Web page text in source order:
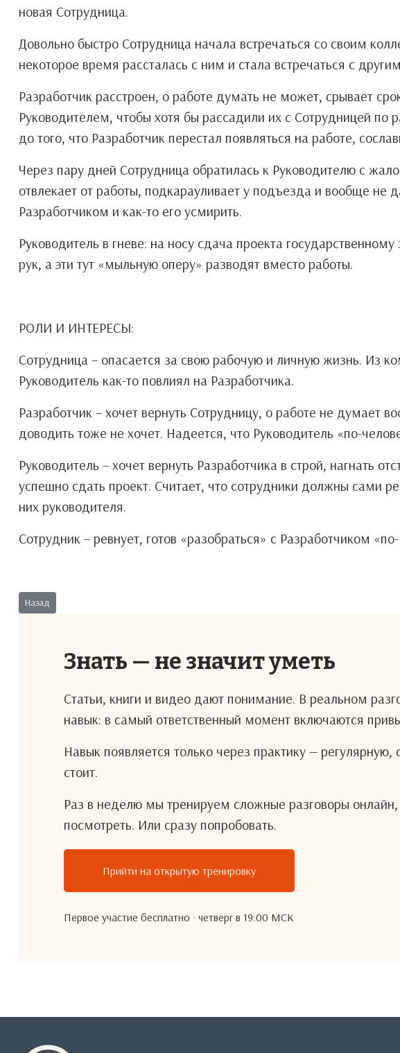
новая Сотрудница.
Довольно быстро Сотрудница начала встречаться со своим
некоторое время рассталась с ним и стала встречаться с
Разработчик расстроен, о работе думать не может, срывает
Руководителем, чтобы хотя бы рассадили их с Сотрудницей
до того, что Разработчик перестал появляться на работе,
Через пару дней Сотрудница обратилась к Руководителю с
отвлекает от работы, подкарауливает у подъезда и вообще не
Разработчиком и как-то его усмирить.
Руководитель в гневе: на носу сдача проекта
рук, а эти тут «мыльную оперу» разводят вместо работы.
РОЛИ И ИНТЕРЕСЫ:
Сотрудница – опасается за свою рабочую и личную жизнь. Из
Руководитель как-то повлиял на Разработчика.
Разработчик – хочет вернуть Сотрудницу, о работе не думает
доводить тоже не хочет. Надеется, что Руководитель «по-
Руководитель – хочет вернуть Разработчика в строй, нагнать
успешно сдать проект. Считает, что сотрудники должны сами
них руководителя.
Сотрудник – ревнует, готов «разобраться» с Разработчиком
Предыдущий: Ротация подрядчиков
Назад
Знать — не значит уметь
Статьи, книги и видео дают понимание. В реальном
навык: в самый ответственный момент включаются
Навык появляется только через практику —
стоит.
Раз в неделю мы тренируем сложные разговоры
посмотреть. Или сразу попробовать.
Прийти на открытую тренировку
Первое участие бесплатно · четверг в 19:00 МСК